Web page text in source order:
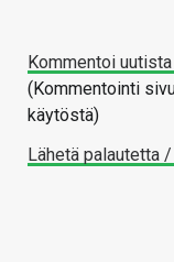
Kommentoi
(Kommentointi
käytöstä)
Lähetä palautetta